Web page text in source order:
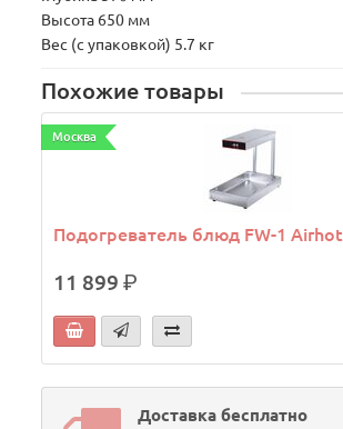
Высота 650 мм
Вес (с упаковкой) 5.7 кг
Похожие товары
Москва
Подогреватель блюд FW-1 Airhot
11 899р.
Доставка бесплатно